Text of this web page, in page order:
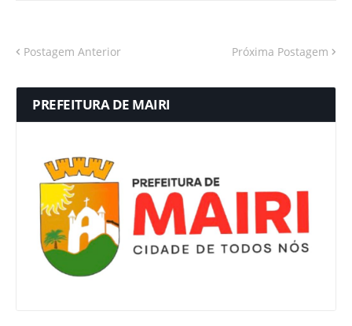
Postagem Anterior Próxima Postagem
PREFEITURA DE MAIRI